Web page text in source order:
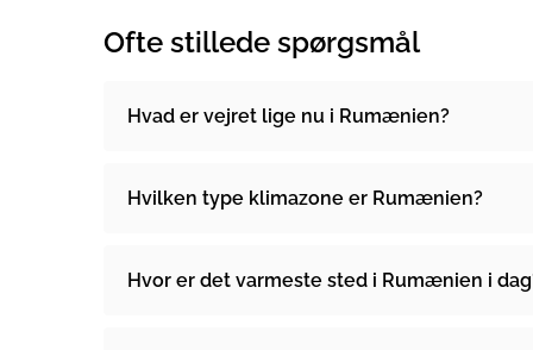
Ofte stillede spørgsmål
Hvad er vejret lige nu i Rumænien?
Hvilken type klimazone er Rumænien?
Hvor er det varmeste sted i Rumænien i